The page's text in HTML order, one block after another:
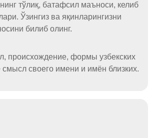
тўлиқ, батафсил маъноси, келиб
Ўзингиз ва яқинларингизни
билиб олинг.
происхождение, формы узбекских
смысл своего имени и имён близких.